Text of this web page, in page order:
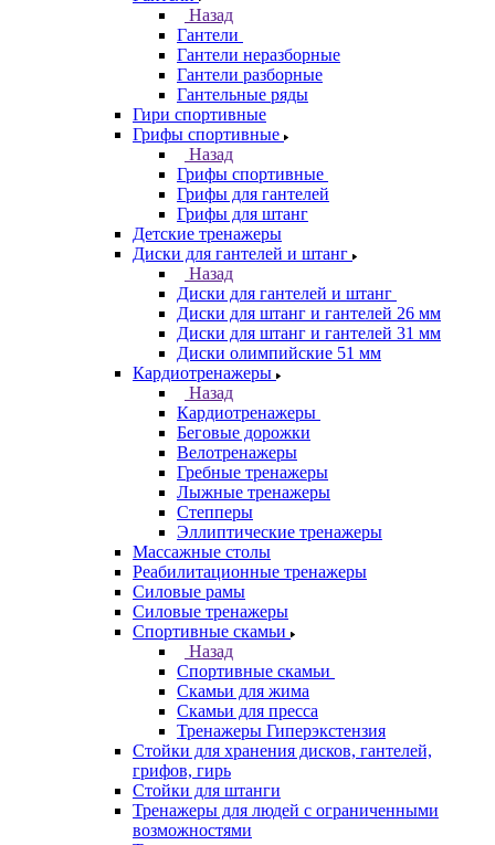
Назад
Гантели
Гантели неразборные
Гантели разборные
Гантельные ряды
Гири спортивные
Грифы спортивные
Назад
Грифы спортивные
Грифы для гантелей
Грифы для штанг
Детские тренажеры
Диски для гантелей и штанг
Назад
Диски для гантелей и штанг
Диски для штанг и гантелей 26 мм
Диски для штанг и гантелей 31 мм
Диски олимпийские 51 мм
Кардиотренажеры
Назад
Кардиотренажеры
Беговые дорожки
Велотренажеры
Гребные тренажеры
Лыжные тренажеры
Степперы
Эллиптические тренажеры
Массажные столы
Реабилитационные тренажеры
Силовые рамы
Силовые тренажеры
Спортивные скамьи
Назад
Спортивные скамьи
Скамьи для жима
Скамьи для пресса
Тренажеры Гиперэкстензия
Стойки для хранения дисков, гантелей,
грифов, гирь
Стойки для штанги
Тренажеры для людей с ограниченными
возможностями